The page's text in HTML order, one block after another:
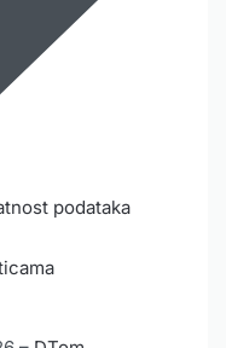
podataka